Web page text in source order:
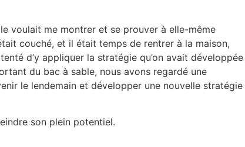
voulait me montrer et se prouver à elle-même
couché, et il était temps de rentrer à la maison,
d’y appliquer la stratégie qu’on avait développée
du bac à sable, nous avons regardé une
le lendemain et développer une nouvelle stratégie
son plein potentiel.